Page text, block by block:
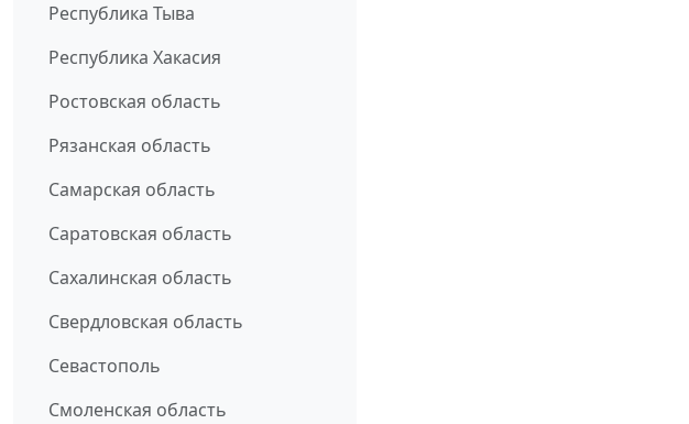
Республика Тыва
Республика Хакасия
Ростовская область
Рязанская область
Самарская область
Саратовская область
Сахалинская область
Свердловская область
Севастополь
Смоленская область